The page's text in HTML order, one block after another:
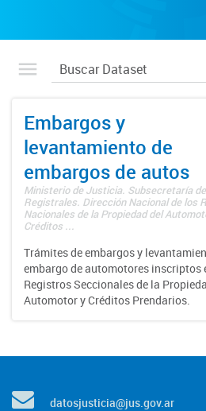
Embargos y
levantamiento de
embargos de autos
Ministerio de Justicia. Subsecretaría
Registrales. Dirección Nacional de los
Nacionales de la Propiedad del
Créditos ...
Trámites de embargos y
embargo de automotores inscriptos
Registros Seccionales de la
Automotor y Créditos Prendarios.
datosjusticia@jus.gov.ar